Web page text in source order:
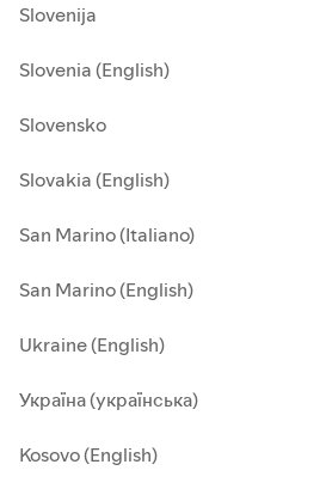
Slovenija
Slovenia (English)
Slovensko
Slovakia (English)
San Marino (Italiano)
San Marino (English)
Ukraine (English)
Україна (українська)
Kosovo (English)